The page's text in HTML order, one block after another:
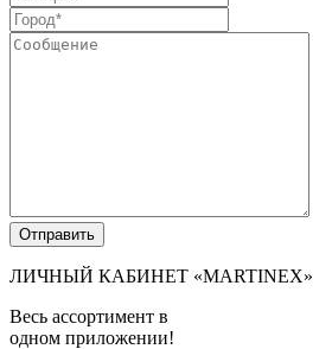
ЛИЧНЫЙ КАБИНЕТ «MARTINEX»
Весь ассортимент в
одном приложении!